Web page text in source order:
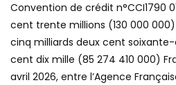
Convention de crédit n°CCI1790
cent trente millions (130 000
cinq milliards deux cent
cent dix mille (85 274 410 000)
avril 2026, entre l’Agence